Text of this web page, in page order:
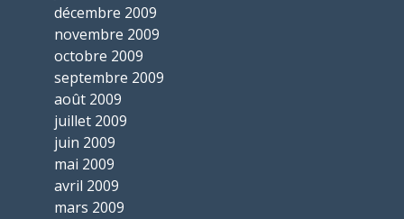
décembre 2009
novembre 2009
octobre 2009
septembre 2009
août 2009
juillet 2009
juin 2009
mai 2009
avril 2009
mars 2009